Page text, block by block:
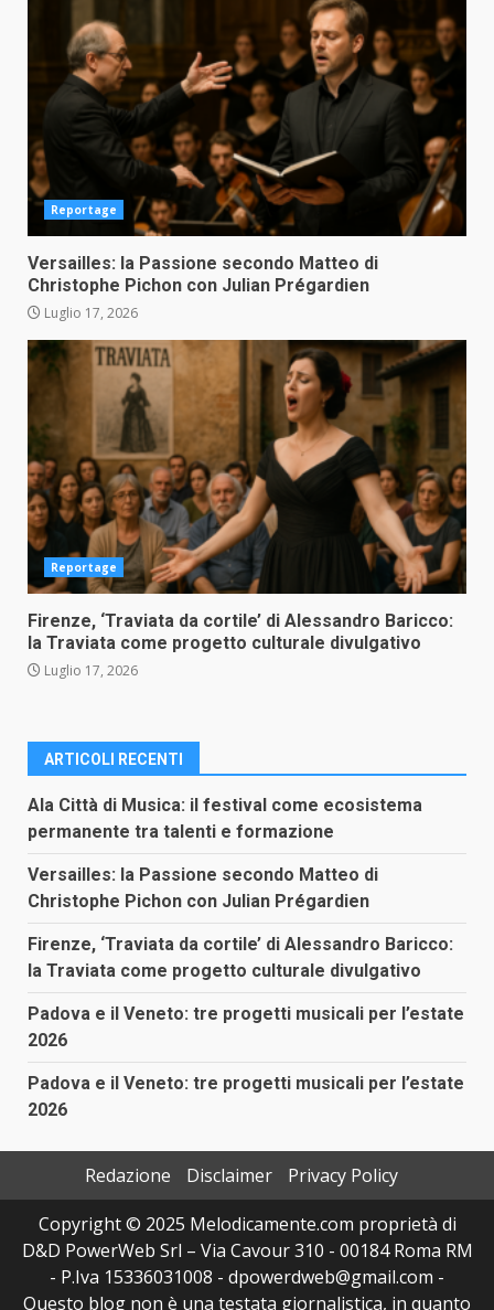
Reportage
Versailles: la Passione secondo Matteo di
Christophe Pichon con Julian Prégardien
Luglio 17, 2026
Reportage
Firenze, ‘Traviata da cortile’ di Alessandro Baricco:
la Traviata come progetto culturale divulgativo
Luglio 17, 2026
ARTICOLI RECENTI
Ala Città di Musica: il festival come ecosistema
permanente tra talenti e formazione
Versailles: la Passione secondo Matteo di
Christophe Pichon con Julian Prégardien
Firenze, ‘Traviata da cortile’ di Alessandro Baricco:
la Traviata come progetto culturale divulgativo
Padova e il Veneto: tre progetti musicali per l’estate
2026
Padova e il Veneto: tre progetti musicali per l’estate
2026
Redazione Disclaimer
Privacy Policy
Copyright © 2025 Melodicamente.com proprietà di
D&D PowerWeb Srl – Via Cavour 310 - 00184 Roma RM
- P.Iva 15336031008 - dpowerdweb@gmail.com -
Questo blog non è una testata giornalistica, in quanto